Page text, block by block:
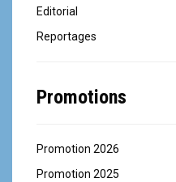
Editorial
Reportages
Promotions
Promotion 2026
Promotion 2025